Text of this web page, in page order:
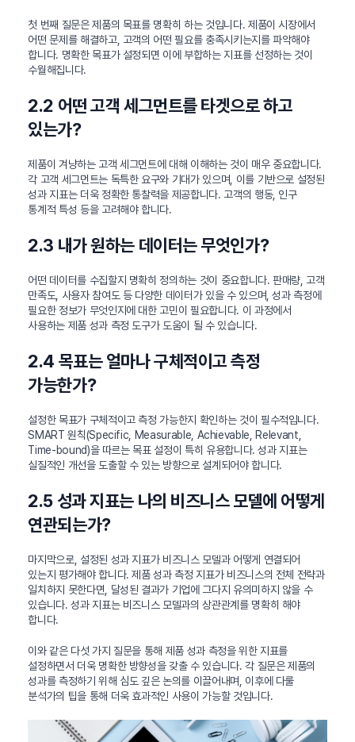
첫 번째 질문은 제품의 목표를 명확히 하는 것입니다. 제품이 시장에서
어떤 문제를 해결하고, 고객의 어떤 필요를 충족시키는지를 파악해야
합니다. 명확한 목표가 설정되면 이에 부합하는 지표를 선정하는 것이
수월해집니다.
2.2 어떤 고객 세그먼트를 타겟으로 하고
있는가?
제품이 겨냥하는 고객 세그먼트에 대해 이해하는 것이 매우 중요합니다.
각 고객 세그먼트는 독특한 요구와 기대가 있으며, 이를 기반으로 설정된
성과 지표는 더욱 정확한 통찰력을 제공합니다. 고객의 행동, 인구
통계적 특성 등을 고려해야 합니다.
2.3 내가 원하는 데이터는 무엇인가?
어떤 데이터를 수집할지 명확히 정의하는 것이 중요합니다. 판매량, 고객
만족도, 사용자 참여도 등 다양한 데이터가 있을 수 있으며, 성과 측정에
필요한 정보가 무엇인지에 대한 고민이 필요합니다. 이 과정에서
사용하는 제품 성과 측정 도구가 도움이 될 수 있습니다.
2.4 목표는 얼마나 구체적이고 측정
가능한가?
설정한 목표가 구체적이고 측정 가능한지 확인하는 것이 필수적입니다.
SMART 원칙(Specific, Measurable, Achievable, Relevant,
Time-bound)을 따르는 목표 설정이 특히 유용합니다. 성과 지표는
실질적인 개선을 도출할 수 있는 방향으로 설계되어야 합니다.
2.5 성과 지표는 나의 비즈니스 모델에 어떻게
연관되는가?
마지막으로, 설정된 성과 지표가 비즈니스 모델과 어떻게 연결되어
있는지 평가해야 합니다. 제품 성과 측정 지표가 비즈니스의 전체 전략과
일치하지 못한다면, 달성된 결과가 기업에 그다지 유의미하지 않을 수
있습니다. 성과 지표는 비즈니스 모델과의 상관관계를 명확히 해야
합니다.
이와 같은 다섯 가지 질문을 통해 제품 성과 측정을 위한 지표를
설정하면서 더욱 명확한 방향성을 갖출 수 있습니다. 각 질문은 제품의
성과를 측정하기 위해 심도 깊은 논의를 이끌어내며, 이후에 다룰
분석가의 팁을 통해 더욱 효과적인 사용이 가능할 것입니다.